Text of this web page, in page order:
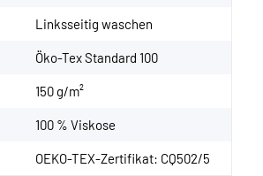
Linksseitig waschen
Öko-Tex Standard 100
150 g/m²
100 % Viskose
OEKO-TEX-Zertifikat: CQ502/5